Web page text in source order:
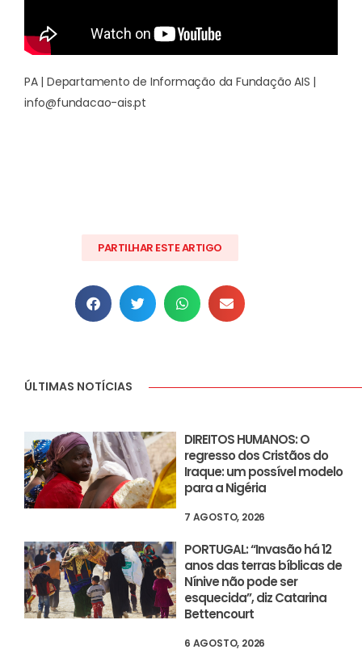
PA | Departamento de Informação da Fundação AIS |
info@fundacao-ais.pt
PARTILHAR ESTE ARTIGO
ÚLTIMAS NOTÍCIAS
DIREITOS HUMANOS: O
regresso dos Cristãos do
Iraque: um possível modelo
para a Nigéria
7 AGOSTO, 2026
PORTUGAL: “Invasão há 12
anos das terras bíblicas de
Nínive não pode ser
esquecida”, diz Catarina
Bettencourt
6 AGOSTO, 2026